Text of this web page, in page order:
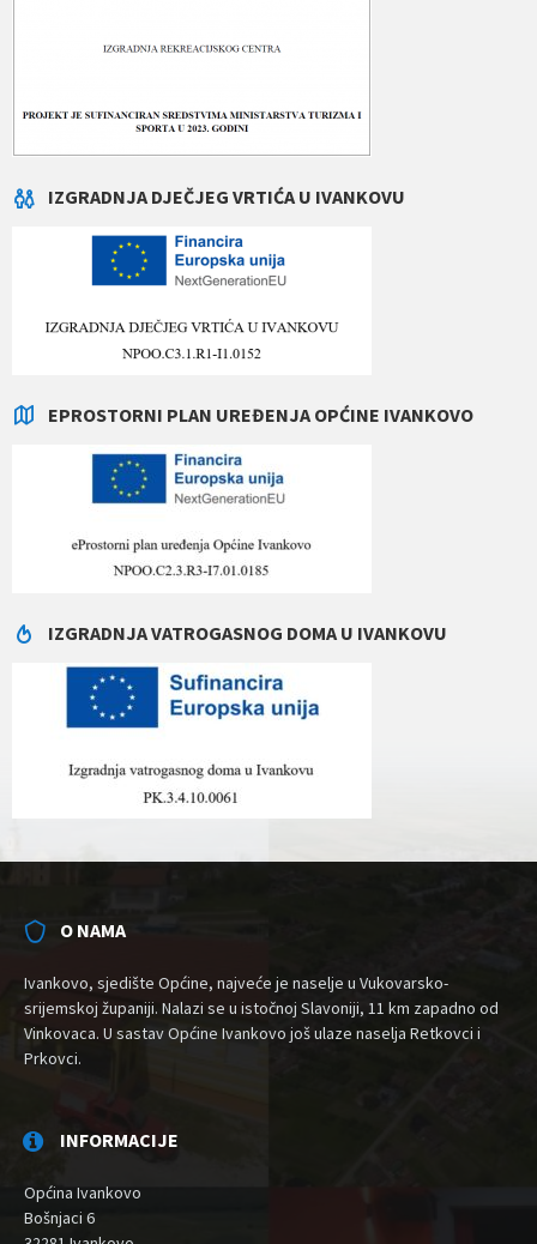
IZGRADNJA DJEČJEG VRTIĆA U IVANKOVU
EPROSTORNI PLAN UREĐENJA OPĆINE IVANKOVO
IZGRADNJA VATROGASNOG DOMA U IVANKOVU
O NAMA
Ivankovo, sjedište Općine, najveće je naselje u Vukovarsko-
srijemskoj županiji. Nalazi se u istočnoj Slavoniji, 11 km zapadno od
Vinkovaca. U sastav Općine Ivankovo još ulaze naselja Retkovci i
Prkovci.
INFORMACIJE
Općina Ivankovo
Bošnjaci 6